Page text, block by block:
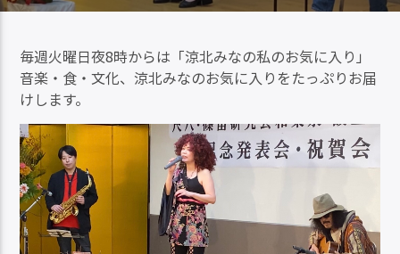
毎週火曜日夜8時からは「涼北みなの私のお気に入り」
音楽・食・文化、涼北みなのお気に入りをたっぷりお届
けします。